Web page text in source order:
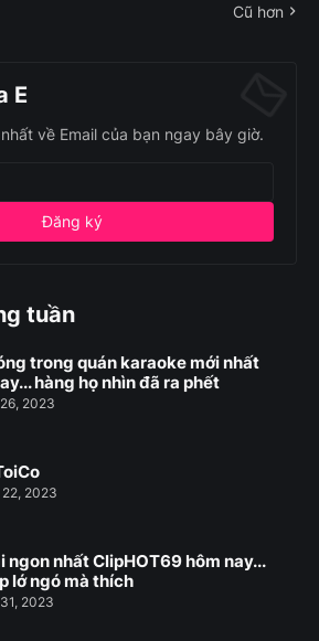
Cũ hơn
E
về Email của bạn ngay bây giờ.
tuần
trong quán karaoke mới nhất
hàng họ nhìn đã ra phết
2023
2023
ngon nhất ClipHOT69 hôm nay...
lớ ngó mà thích
2023